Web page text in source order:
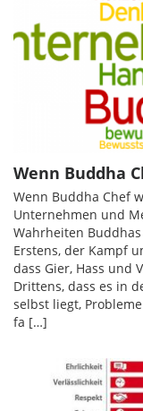
Wenn Buddha
Wenn Buddha Chef
Unternehmen und
Wahrheiten
Erstens, der Kampf
dass Gier, Hass und
Drittens, dass es in
selbst liegt,
fa […]